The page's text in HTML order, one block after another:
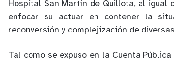
Hospital San Martín de Quillota, al igual
enfocar su actuar en contener la
reconversión y complejización de
Tal como se expuso en la Cuenta